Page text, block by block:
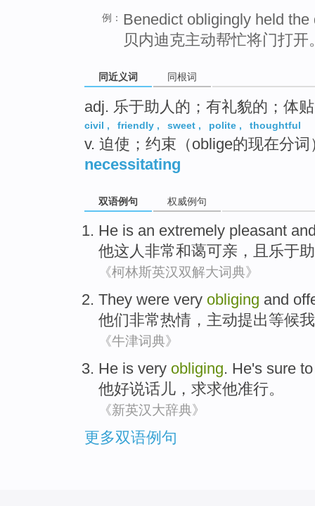
例： Benedict obligingly held the
贝内迪克主动帮忙将门打开
同近义词 同根词
adj. 乐于助人的；有礼貌的；体
civil , friendly , sweet , polite , thoughtful
v. 迫使；约束（oblige的现在分词
necessitating
双语例句 权威例句
He is an extremely pleasant
他这人非常和蔼可亲 ，且乐于
《柯林斯英汉双解大词典》
They were very obliging and
他们非常热情 ， 主动提出等候
《牛津词典》
He is very obliging. He's sure
他好说话儿 ，求求他准行。
《新英汉大辞典》
更多双语例句